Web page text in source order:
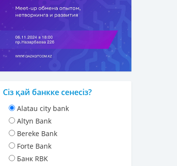
Сіз қай банкке сенесіз?
Alatau city bank
Altyn Bank
Bereke Bank
Forte Bank
Банк RBK